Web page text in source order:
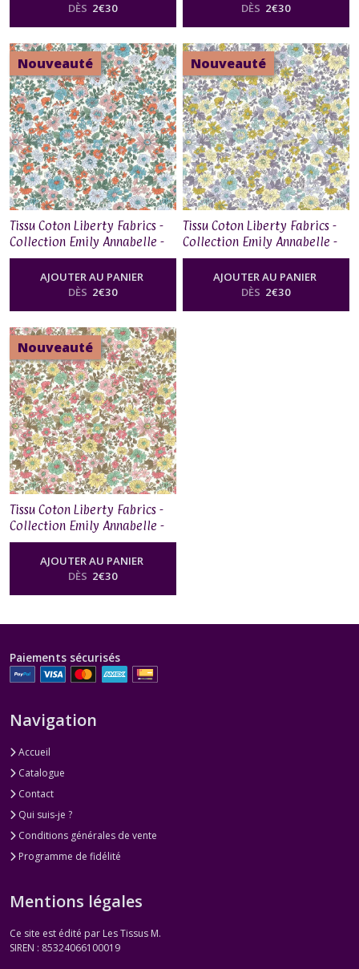
DÈS 2€30 DÈS 2€30
Nouveauté
Tissu Coton Liberty Fabrics -
Collection Emily Annabelle -
01667525C
AJOUTER AU PANIER
DÈS 2€30
Nouveauté
Tissu Coton Liberty Fabrics -
Collection Emily Annabelle -
01667525B
AJOUTER AU PANIER
DÈS 2€30
Nouveauté
Tissu Coton Liberty Fabrics -
Collection Emily Annabelle -
01667525A
AJOUTER AU PANIER
DÈS 2€30
Home
WILTSHIRE
SHADOW
de
Liberty
Fabrics
(20)
Afficher
les
résultats
Paiements sécurisés
Navigation
Accueil
Catalogue
Contact
Qui suis-je ?
Conditions générales de vente
Programme de fidélité
Mentions légales
Ce site est édité par Les Tissus M.
SIREN : 85324066100019